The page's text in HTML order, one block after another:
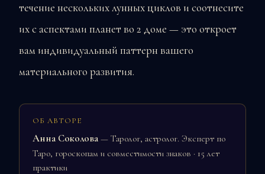
течение нескольких лунных циклов и соотнесите
их с аспектами планет во 2 доме — это откроет
вам индивидуальный паттерн вашего
материального развития.
ОБ АВТОРЕ
Анна Соколова — Таролог, астролог. Эксперт по
Таро, гороскопам и совместимости знаков · 15 лет
практики